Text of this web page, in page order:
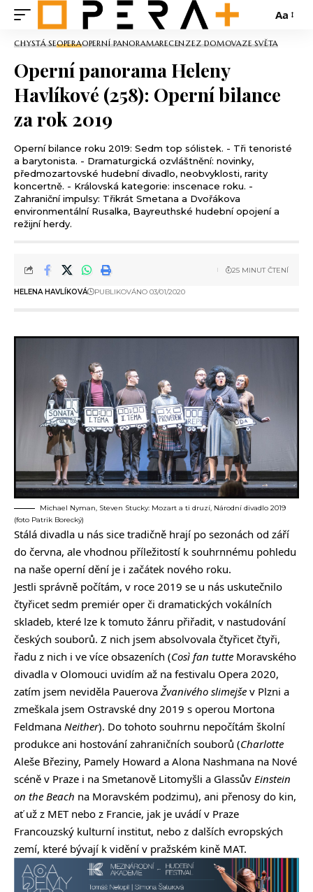
Aa
CHYSTÁ SEOPERAOPERNÍ PANORAMARECENZEZ DOMOVAZE SVĚTA
Operní panorama Heleny
Havlíkové (258): Operní bilance
za rok 2019
Operní bilance roku 2019: Sedm top sólistek. - Tři tenoristé
a barytonista. - Dramaturgická ozvláštnění: novinky,
předmozartovské hudební divadlo, neobvyklosti, rarity
koncertně. - Královská kategorie: inscenace roku. -
Zahraniční impulsy: Třikrát Smetana a Dvořákova
environmentální Rusalka, Bayreuthské hudební opojení a
režijní herdy.
HELENA HAVLÍKOVÁ PUBLIKOVÁNO 03/01/2020
25 MINUT ČTENÍ
Michael Nyman, Steven Stucky: Mozart a ti druzí, Národní divadlo 2019
(foto Patrik Borecký)
Stálá divadla u nás sice tradičně hrají po sezonách od září
do června, ale vhodnou příležitostí k souhrnnému pohledu
na naše operní dění je i začátek nového roku.
Jestli správně počítám, v roce 2019 se u nás uskutečnilo
čtyřicet sedm premiér oper či dramatických vokálních
skladeb, které lze k tomuto žánru přiřadit, v nastudování
českých souborů. Z nich jsem absolvovala čtyřicet čtyři,
řadu z nich i ve více obsazeních (Così fan tutte Moravského
divadla v Olomouci uvidím až na festivalu Opera 2020,
zatím jsem neviděla Pauerova Žvanivého slimejše v Plzni a
zmeškala jsem Ostravské dny 2019 s operou Mortona
Feldmana Neither). Do tohoto souhrnu nepočítám školní
produkce ani hostování zahraničních souborů (Charlotte
Aleše Březiny, Pamely Howard a Alona Nashmana na Nové
scéně v Praze i na Smetanově Litomyšli a Glassův Einstein
on the Beach na Moravském podzimu), ani přenosy do kin,
ať už z MET nebo z Francie, jak je uvádí v Praze
Francouzský kulturní institut, nebo z dalších evropských
zemí, které bývají k vidění v pražském kině MAT.